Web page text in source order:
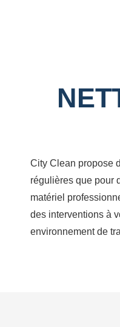
City Clean propose
régulières que pour
matériel
des interventions à
environnement de